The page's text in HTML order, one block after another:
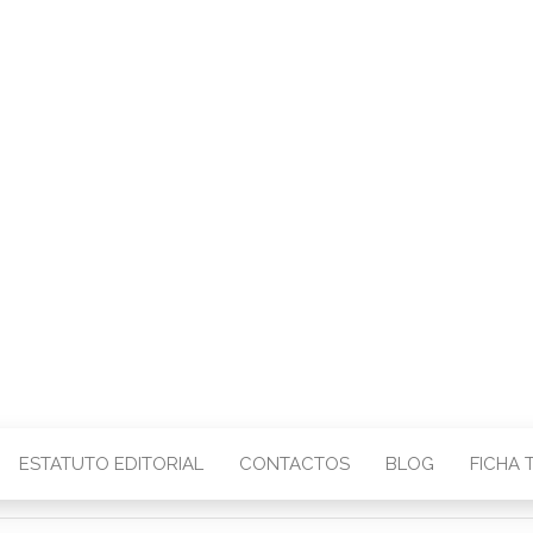
ESTATUTO EDITORIAL CONTACTOS BLOG FICHA